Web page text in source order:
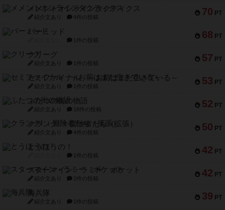
70 PT
メメントオンラインタクティクス
紹介文あり 4件の投稿
68 PT
パーミッド
1件の投稿
57 PT
クリーグ
紹介文あり 1件の投稿
53 PT
セミファイナル ～お前はまだ生きている～
紹介文あり 1件の投稿
52 PT
ふたつの街の物語
紹介文あり 18件の投稿
50 PT
クランク! ：冒険者たち（拡張）
紹介文あり 4件の投稿
42 PT
とうほうの！
1件の投稿
42 PT
スターマイン・ラミー ポケット
紹介文あり 2件の投稿
39 PT
海兵隊
紹介文あり 1件の投稿